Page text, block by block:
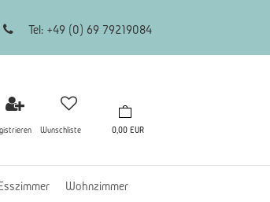
Tel: +49 (0) 69 79219084
Wunschliste 0,00 EUR
Wohnzimmer